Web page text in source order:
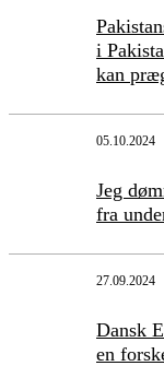
i
kan
05.10.2024
Jeg
fra
27.09.2024
Dansk
en